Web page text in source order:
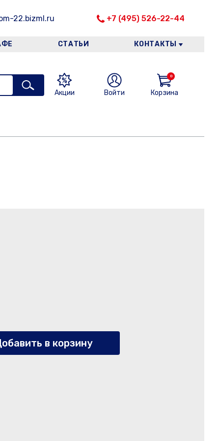
22.bizml.ru +7 (495) 526-22-44
СТАТЬИ КОНТАКТЫ
Акции Войти Корзина
0
в корзину